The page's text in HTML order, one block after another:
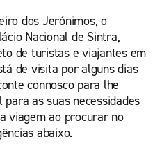
dos Jerónimos, o
Nacional de Sintra,
de turistas e viajantes em
de visita por alguns dias
connosco para lhe
as suas necessidades
viagem ao procurar no
abaixo.